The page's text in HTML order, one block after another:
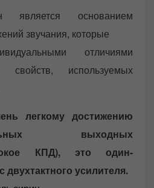
является основанием
звучания, которые
отличиями
свойств, используемых
легкому достижению
выходных
КПД), это один-
усилителя.